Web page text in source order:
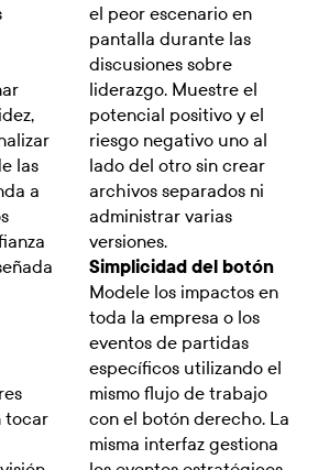
las
a
tocar
el peor escenario en
pantalla durante las
discusiones sobre
liderazgo. Muestre el
potencial positivo y el
riesgo negativo uno al
lado del otro sin crear
archivos separados ni
administrar varias
versiones.
Simplicidad del botón
Modele los impactos en
toda la empresa o los
eventos de partidas
específicos utilizando el
mismo flujo de trabajo
con el botón derecho. La
misma interfaz gestiona